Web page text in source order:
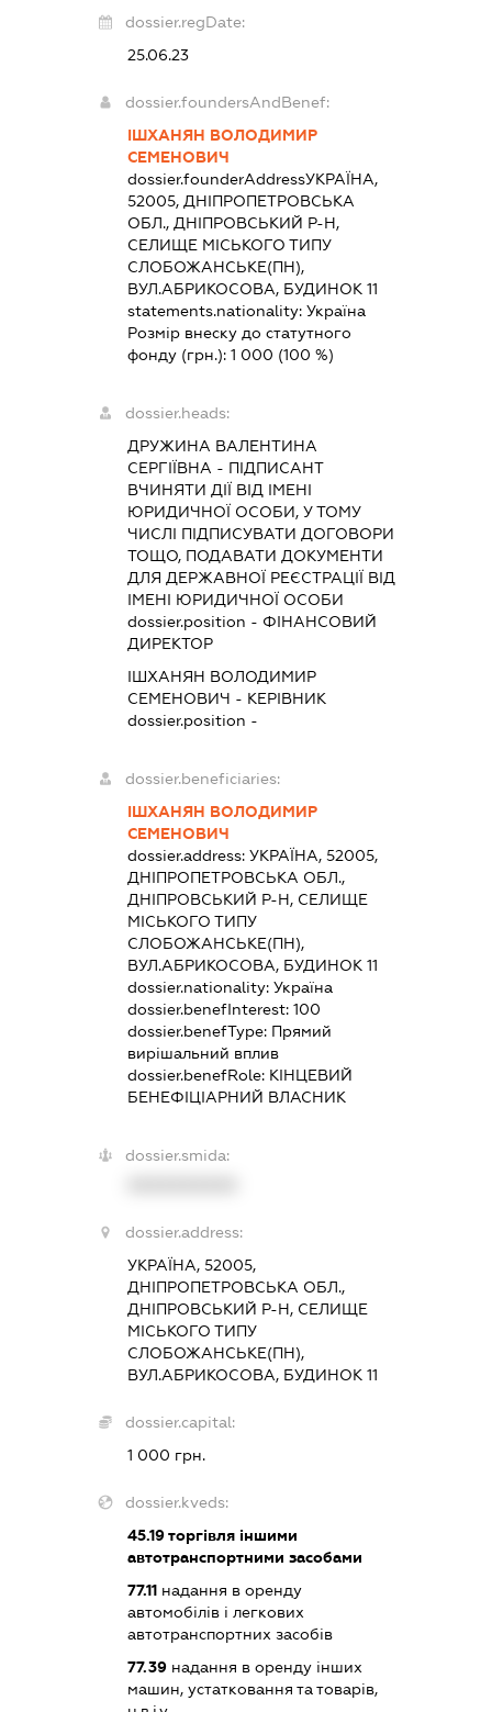
dossier.regDate:
25.06.23
dossier.foundersAndBenef:
ІШХАНЯН ВОЛОДИМИР
СЕМЕНОВИЧ
dossier.founderAddressУКРАЇНА,
52005, ДНІПРОПЕТРОВСЬКА
ОБЛ., ДНІПРОВСЬКИЙ Р-Н,
СЕЛИЩЕ МІСЬКОГО ТИПУ
СЛОБОЖАНСЬКЕ(ПН),
ВУЛ.АБРИКОСОВА, БУДИНОК 11
statements.nationality: Україна
Розмір внеску до статутного
фонду (грн.): 1 000 (100 %)
dossier.heads:
ДРУЖИНА ВАЛЕНТИНА
СЕРГІЇВНА - ПІДПИСАНТ
ВЧИНЯТИ ДІЇ ВІД ІМЕНІ
ЮРИДИЧНОЇ ОСОБИ, У ТОМУ
ЧИСЛІ ПІДПИСУВАТИ ДОГОВОРИ
ТОЩО, ПОДАВАТИ ДОКУМЕНТИ
ДЛЯ ДЕРЖАВНОЇ РЕЄСТРАЦІЇ ВІД
ІМЕНІ ЮРИДИЧНОЇ ОСОБИ
dossier.position - ФІНАНСОВИЙ
ДИРЕКТОР
ІШХАНЯН ВОЛОДИМИР
СЕМЕНОВИЧ - КЕРІВНИК
dossier.position -
dossier.beneficiaries:
ІШХАНЯН ВОЛОДИМИР
СЕМЕНОВИЧ
dossier.address: УКРАЇНА, 52005,
ДНІПРОПЕТРОВСЬКА ОБЛ.,
ДНІПРОВСЬКИЙ Р-Н, СЕЛИЩЕ
МІСЬКОГО ТИПУ
СЛОБОЖАНСЬКЕ(ПН),
ВУЛ.АБРИКОСОВА, БУДИНОК 11
dossier.nationality: Україна
dossier.benefInterest: 100
dossier.benefType: Прямий
вирішальний вплив
dossier.benefRole: КІНЦЕВИЙ
БЕНЕФІЦІАРНИЙ ВЛАСНИК
dossier.smida:
dossier.address:
УКРАЇНА, 52005,
ДНІПРОПЕТРОВСЬКА ОБЛ.,
ДНІПРОВСЬКИЙ Р-Н, СЕЛИЩЕ
МІСЬКОГО ТИПУ
СЛОБОЖАНСЬКЕ(ПН),
ВУЛ.АБРИКОСОВА, БУДИНОК 11
dossier.capital:
1 000 грн.
dossier.kveds:
45.19торгівля іншими
автотранспортними засобами
77.11надання в оренду
автомобілів і легкових
автотранспортних засобів
77.39надання в оренду інших
машин, устатковання та товарів,